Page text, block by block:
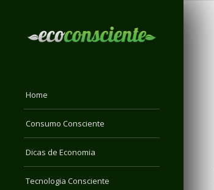
Home
Consumo Consciente
Dicas de Economia
Tecnologia Consciente